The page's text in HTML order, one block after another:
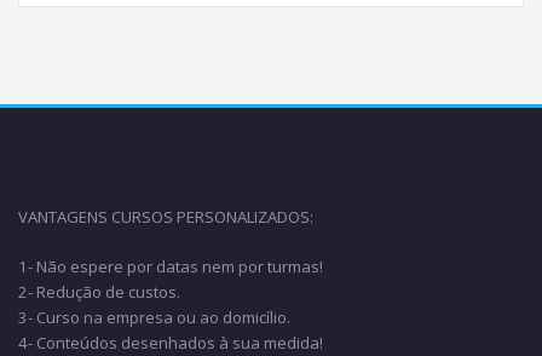
VANTAGENS CURSOS PERSONALIZADOS:
1- Não espere por datas nem por turmas!
2- Redução de custos.
3- Curso na empresa ou ao domicílio.
4- Conteúdos desenhados à sua medida!